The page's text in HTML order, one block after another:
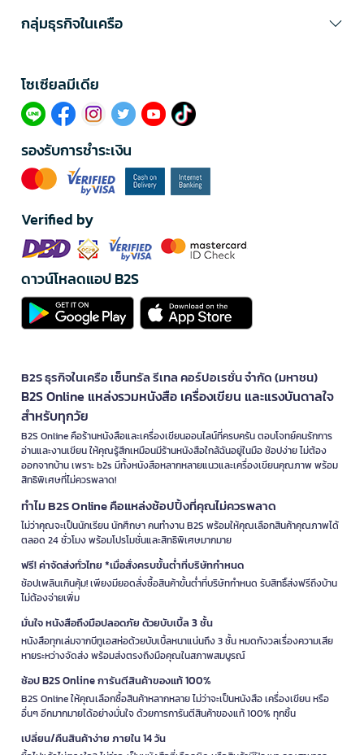
กลุ่มธุรกิจในเครือ
โซเซียลมีเดีย​
รองรับการชำระเงิน
Verified by
ดาวน์โหลดแอป B2S
B2S ธุรกิจในเครือ เซ็นทรัล รีเทล คอร์ปอเรชั่น จำกัด (มหาชน)
B2S Online แหล่งรวมหนังสือ เครื่องเขียน และแรงบันดาลใจ
สำหรับทุกวัย
B2S Online คือร้านหนังสือและเครื่องเขียนออนไลน์ที่ครบครัน ตอบโจทย์คนรักการ
อ่านและงานเขียน ให้คุณรู้สึกเหมือนมีร้านหนังสือใกล้ฉันอยู่ในมือ ช้อปง่าย ไม่ต้อง
ออกจากบ้าน เพราะ b2s มีทั้งหนังสือหลากหลายแนวและเครื่องเขียนคุณภาพ พร้อม
สิทธิพิเศษที่ไม่ควรพลาด!
ทำไม B2S Online คือแหล่งช้อปปิ้งที่คุณไม่ควรพลาด
ไม่ว่าคุณจะเป็นนักเรียน นักศึกษา คนทำงาน B2S พร้อมให้คุณเลือกสินค้าคุณภาพได้
ตลอด 24 ชั่วโมง พร้อมโปรโมชั่นและสิทธิพิเศษมากมาย
ฟรี! ค่าจัดส่งทั่วไทย *เมื่อสั่งครบขั้นต่ำที่บริษัทกำหนด
ช้อปเพลินเกินคุ้ม! เพียงมียอดสั่งซื้อสินค้าขั้นต่ำที่บริษัทกำหนด รับสิทธิ์ส่งฟรีถึงบ้าน
ไม่ต้องจ่ายเพิ่ม
มั่นใจ หนังสือถึงมือปลอดภัย ด้วยบับเบิ้ล 3 ชั้น
หนังสือทุกเล่มจากบีทูเอสห่อด้วยบับเบิ้ลหนาแน่นถึง 3 ชั้น หมดกังวลเรื่องความเสีย
หายระหว่างจัดส่ง พร้อมส่งตรงถึงมือคุณในสภาพสมบูรณ์
ช้อป B2S Online การันตีสินค้าของแท้ 100%
B2S Online ให้คุณเลือกซื้อสินค้าหลากหลาย ไม่ว่าจะเป็นหนังสือ เครื่องเขียน หรือ
อื่นๆ อีกมากมายได้อย่างมั่นใจ ด้วยการการันตีสินค้าของแท้ 100% ทุกชิ้น
เปลี่ยน/คืนสินค้าง่าย ภายใน 14 วัน